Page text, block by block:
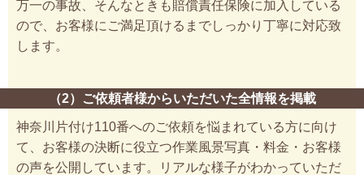
万一の事故、そんなときも賠償責任保険に加入している
ので、お客様にご満足頂けるまでしっかり丁寧に対応致
します。
（2）ご依頼者様からいただいた全情報を掲載
神奈川片付け110番へのご依頼を悩まれている方に向け
て、お客様の決断に役立つ作業風景写真・料金・お客様
の声を公開しています。リアルな様子がわかっていただ